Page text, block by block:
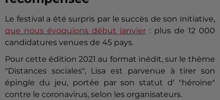
Le festival a été surpris par le succès de son initiative,
que nous évoquions début janvier : plus de 12 000
candidatures venues de 45 pays.
Pour cette édition 2021 au format inédit, sur le thème
"Distances sociales", Lisa est parvenue à tirer son
épingle du jeu, portée par son statut d' "héroïne"
contre le coronavirus, selon les organisateurs.